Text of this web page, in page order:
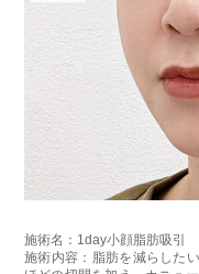
施術名：1day小顔脂肪吸引
施術内容：脂肪を減らした